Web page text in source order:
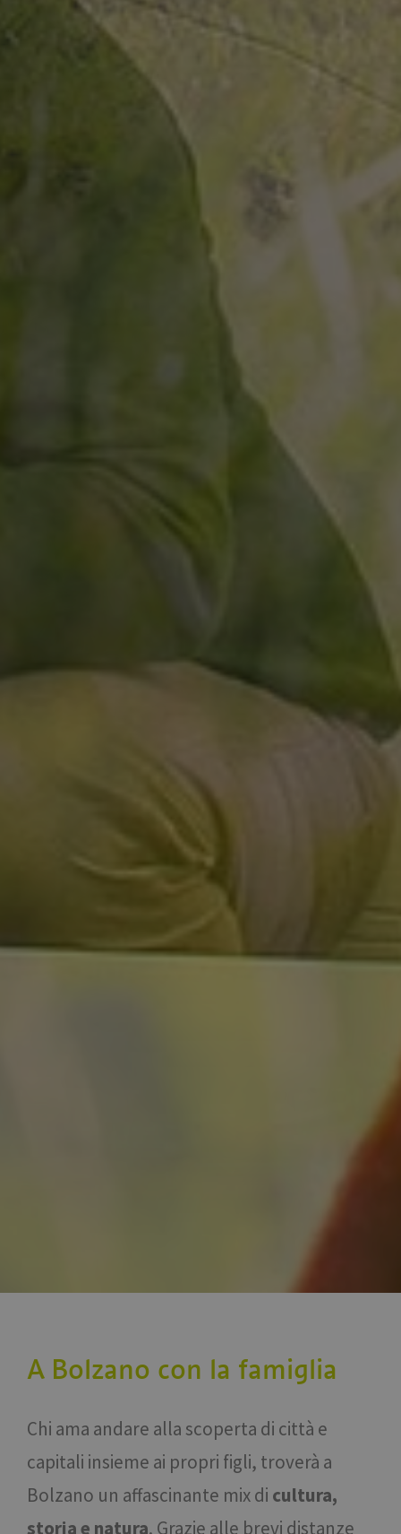
A Bolzano con la famiglia
Chi ama andare alla scoperta di città e
capitali insieme ai propri figli, troverà a
Bolzano un affascinante mix di cultura,
storia e natura. Grazie alle brevi distanze